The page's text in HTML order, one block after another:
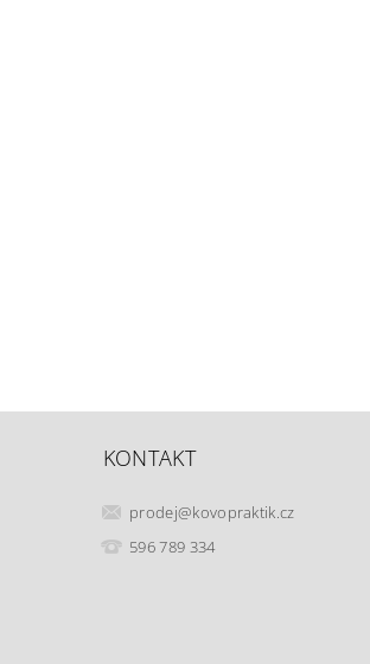
KONTAKT
prodej@kovopraktik.cz
596 789 334